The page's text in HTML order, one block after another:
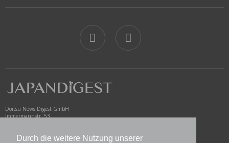
Durch die weitere Nutzung unserer
Doitsu News Digest GmbH
Immermannstr. 53